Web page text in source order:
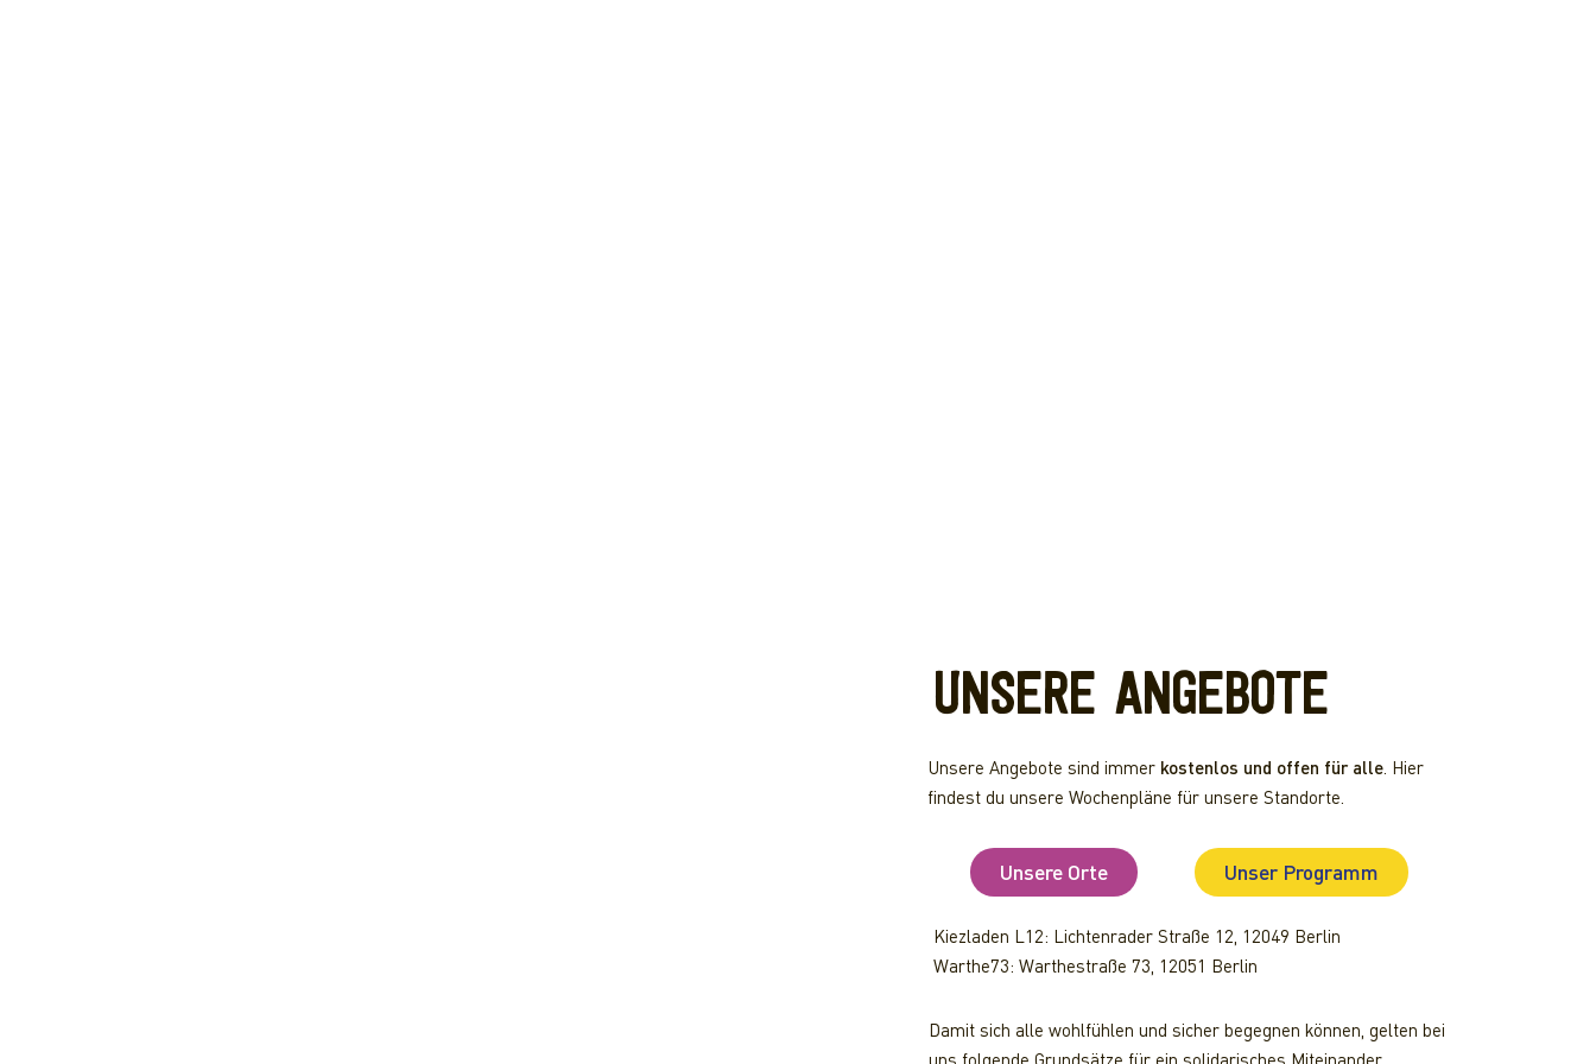
UNSERE ANGEBOTE
Unsere Angebote sind immer kostenlos und offen für alle . Hier
findest du unsere Wochenpläne für unsere Standorte.
Unsere Orte Unser Programm
Kiezladen L12: Lichtenrader Straße 12, 12049 Berlin
Warthe73: Warthestraße 73, 12051 Berlin
Damit sich alle wohlfühlen und sicher begegnen können, gelten bei
uns folgende Grundsätze für ein solidarisches Miteinander.